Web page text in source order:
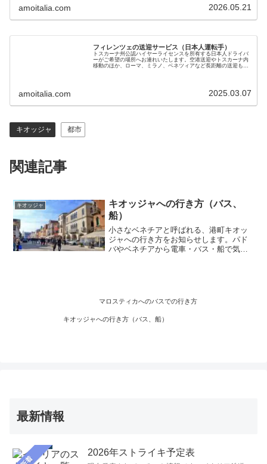
amoitalia.com 2026.05.21
フィレンツェの送迎サービス（日本人運転手）
トスカーナ州公認ハイヤーライセンスを所有する日本人ドライバ
ーがご希望の場所へお連れいたします。空港送迎やトスカーナ内
移動のほか、ローマ、ミラノ、ベネツィアなど長距離の送迎も可
amoitalia.com 2025.03.07
キオッジャ 都市
関連記事
キオッジャ
キオッジャへの行き方（バス、
船）
小さなベネチアと呼ばれる、港町キオッ
ジャへの行き方をお知らせします。パド
バやベネチアから電車・バス・船で気軽
マロスティカへのバスでの行き方
キオッジャへの行き方（バス、船）
最新情報
2026年ストライキ予定表